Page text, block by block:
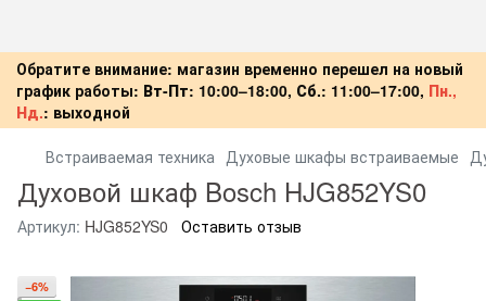
Обратите внимание: магазин временно перешел на новый
график работы: Вт-Пт: 10:00–18:00, Сб.: 11:00–17:00, Пн.,
Нд.: выходной
Встраиваемая техника Духовые шкафы встраиваемые
Духовой шкаф Bosch HJG852YS0
Артикул: HJG852YS0 Оставить отзыв
−6%